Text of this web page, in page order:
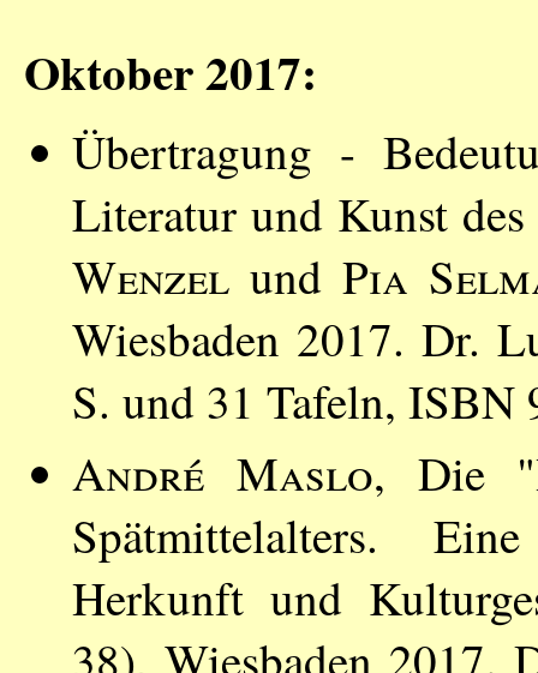
Oktober 2017:
Übertragung -
Literatur und Kunst
Wenzel undPia
Wiesbaden 2017. Dr.
S. und 31 Tafeln,
André Maslo, Die
Spätmittelalters.
Herkunft und
38), Wiesbaden 2017.